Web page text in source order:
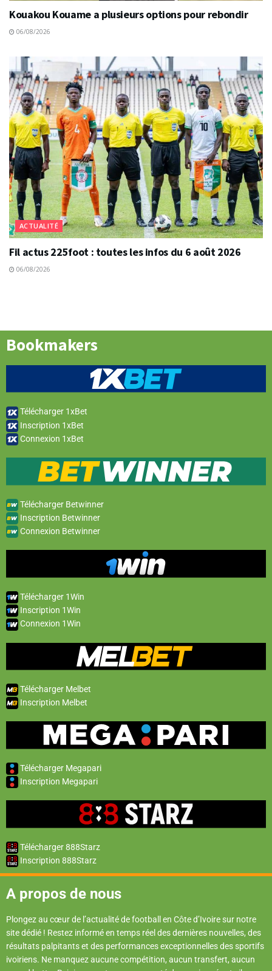
Kouakou Kouame a plusieurs options pour rebondir
06/08/2026
ACTUALITÉ
Fil actus 225foot : toutes les infos du 6 août 2026
06/08/2026
Bookmakers
Télécharger 1xBet
Inscription 1xBet
Connexion 1xBet
Télécharger Betwinner
Inscription Betwinner
Connexion Betwinner
Télécharger 1Win
Inscription 1Win
Connexion 1Win
Télécharger Melbet
Inscription Melbet
Télécharger Megapari
Inscription Megapari
Télécharger 888Starz
Inscription 888Starz
A propos de nous
Plongez au cœur de l’actualité de football en Côte d’Ivoire sur notre
site dédié ! Restez informé en temps réel des dernières nouvelles, des
résultats palpitants et des performances exceptionnelles des sportifs
ivoiriens. Ne manquez aucune compétition, aucun transfert, aucun